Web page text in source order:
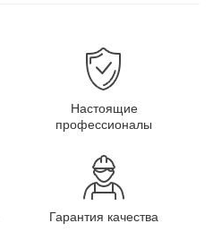
Настоящие
профессионалы
Гарантия качества